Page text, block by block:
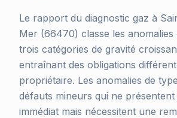
Le rapport du diagnostic gaz à
Mer (66470) classe les anomalies
trois catégories de gravité
entraînant des obligations
propriétaire. Les anomalies de
défauts mineurs qui ne
immédiat mais nécessitent une